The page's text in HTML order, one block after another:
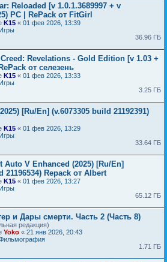
Reloaded [v 1.0.1.3689997 + v
PC | RePack от FitGirl
K15 « 01 фев 2026, 13:39
Игры
36.96 ГБ
Revelations - Gold Edition [v 1.03 +
от селезень
K15 « 01 фев 2026, 13:33
Игры
3.25 ГБ
[Ru/En] (v.6073305 build 21192391)
K15 « 01 фев 2026, 13:29
Игры
33.64 ГБ
Auto V Enhanced (2025) [Ru/En]
21196534) Repack от Albert
K15 « 01 фев 2026, 13:27
Игры
65.12 ГБ
и Дары смерти. Часть 2 (Часть 8)
редакция)
Yoko « 21 янв 2026, 20:43
1.71 ГБ